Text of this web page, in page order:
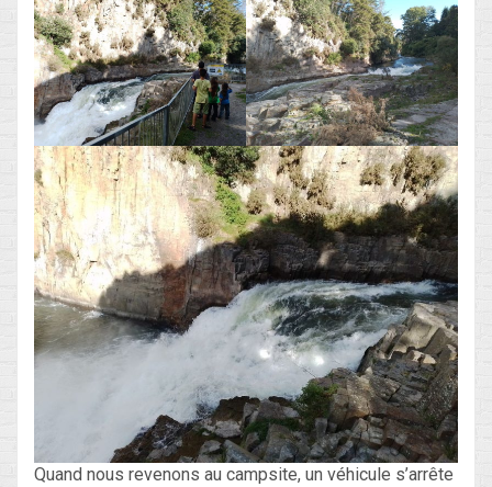
Quand nous revenons au campsite, un véhicule s’arrête